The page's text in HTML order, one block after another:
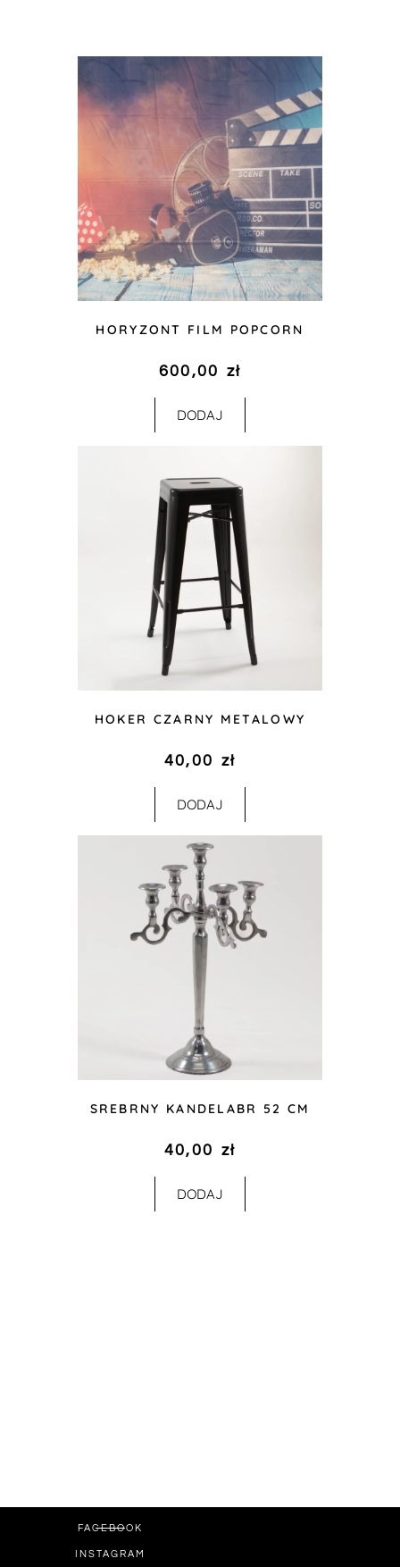
HORYZONT FILM POPCORN
600,00 zł
DODAJ
HOKER CZARNY METALOWY
40,00 zł
DODAJ
SREBRNY KANDELABR 52 CM
40,00 zł
DODAJ
FACEBOOK
INSTAGRAM